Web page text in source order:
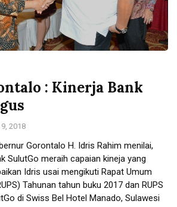
: Kinerja Bank
2018
Gorontalo H. Idris Rahim menilai,
SulutGo meraih capaian kineja yang
Idris usai mengikuti Rapat Umum
Tahunan tahun buku 2017 dan RUPS
di Swiss Bel Hotel Manado, Sulawesi